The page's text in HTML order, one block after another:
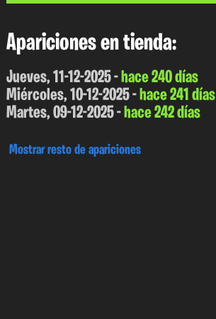
Apariciones en tienda:
Jueves, 11-12-2025 -hace 240 días
Miércoles, 10-12-2025 -hace 241 días
Martes, 09-12-2025 -hace 242 días
Mostrar resto de apariciones